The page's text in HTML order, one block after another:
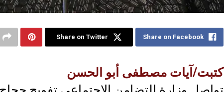
Share on Facebook
Share on Twitter
كتبت/آيات مصطفى أبو الحسن